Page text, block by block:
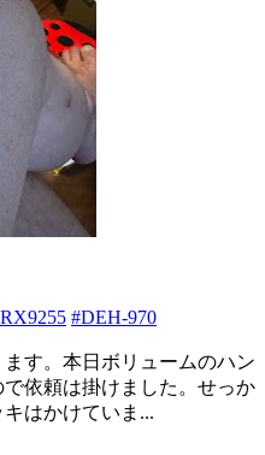
#DEH-970
す。本日ボリュームのハン
依頼は掛けました。せっか
はかけていま...